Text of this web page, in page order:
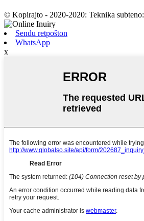
© Kopirajto - 2020-2020: Teknika subteno:
Sendu retpoŝton
WhatsApp
x